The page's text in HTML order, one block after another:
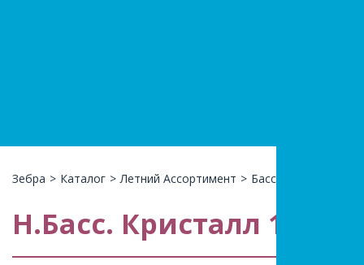
Зебра > Каталог > Летний Ассортимент > Бассейны ,жилеты
Н.Басс. Кристалл